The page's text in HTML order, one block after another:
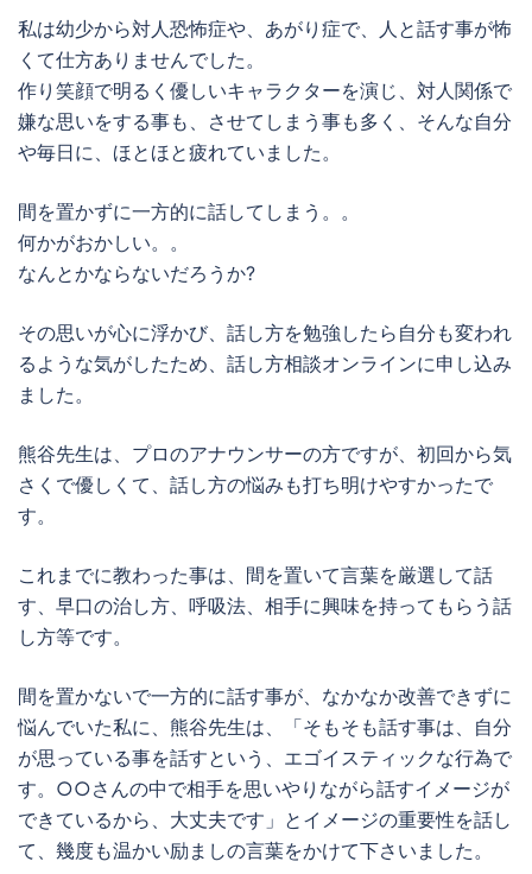
私は幼少から対人恐怖症や、あがり症で、人と話す事が怖
くて仕方ありませんでした。
作り笑顔で明るく優しいキャラクターを演じ、対人関係で
嫌な思いをする事も、させてしまう事も多く、そんな自分
や毎日に、ほとほと疲れていました。
間を置かずに一方的に話してしまう。。
何かがおかしい。。
なんとかならないだろうか?
その思いが心に浮かび、話し方を勉強したら自分も変われ
るような気がしたため、話し方相談オンラインに申し込み
ました。
熊谷先生は、プロのアナウンサーの方ですが、初回から気
さくで優しくて、話し方の悩みも打ち明けやすかったで
す。
これまでに教わった事は、間を置いて言葉を厳選して話
す、早口の治し方、呼吸法、相手に興味を持ってもらう話
し方等です。
間を置かないで一方的に話す事が、なかなか改善できずに
悩んでいた私に、熊谷先生は、「そもそも話す事は、自分
が思っている事を話すという、エゴイスティックな行為で
す。○○さんの中で相手を思いやりながら話すイメージが
できているから、大丈夫です」とイメージの重要性を話し
て、幾度も温かい励ましの言葉をかけて下さいました。